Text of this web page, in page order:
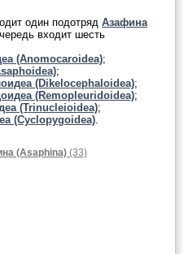
один подотряд Азафина
входит шесть
(Anomocaroidea);
;
(Dikelocephaloidea);
(Remopleuridoidea);
(Trinucleioidea);
(Cyclopygoidea).
(Asaphina) (33)